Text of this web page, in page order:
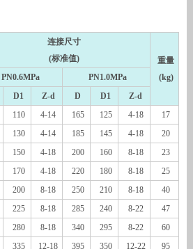
连接尺寸
(标准值)
重量
(kg)
PN0.6MPa
PN1.0MPa
D1 Z-d D D1
Z-d
110 4-14 165 125 4-18
17
130 4-14 185 145 4-18
20
150 4-18 200 160 8-18
23
170 4-18 220 180 8-18
25
200 8-18 250 210 8-18
40
225 8-18 285 240 8-22
47
280 8-18 340 295 8-22
60
335 12-18 395 350 12-22
95